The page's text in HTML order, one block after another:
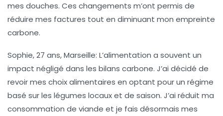
mes douches. Ces changements m’ont permis de
réduire mes factures tout en diminuant mon empreinte
carbone.
Sophie, 27 ans, Marseille: L’alimentation a souvent un
impact négligé dans les bilans carbone. J’ai décidé de
revoir mes choix alimentaires en optant pour un régime
basé surles légumes locaux et de saison. J’ai réduit ma
consommation de viande et je fais désormais mes